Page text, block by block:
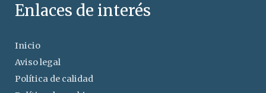
Enlaces de interés
Inicio
Aviso legal
Política de calidad